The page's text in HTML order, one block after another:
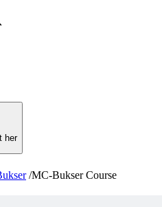
her
/MC-Bukser Course